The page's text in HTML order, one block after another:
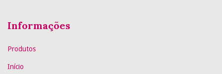
Informações
Produtos
Início